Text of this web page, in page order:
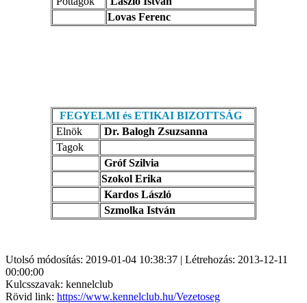
Lovas Ferenc
FEGYELMI és ETIKAI BIZOTTSÁG
Elnök
Dr. Balogh Zsuzsanna
Tagok
Gróf Szilvia
Szokol Erika
Kardos László
Szmolka István
Utolsó módosítás: 2019-01-04 10:38:37 | Létrehozás: 2013-12-11
00:00:00
Kulcsszavak: kennelclub
Rövid link: https://www.kennelclub.hu/Vezetoseg